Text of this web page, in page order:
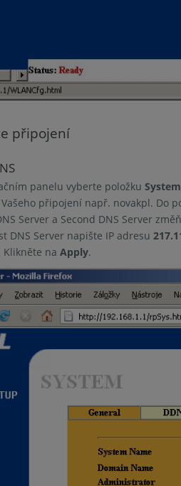
připojení
panelu vyberte položku System
připojení např. novakpl. Do
Server a Second DNS Server
DNS Server napište IP adresu
Klikněte na Apply.